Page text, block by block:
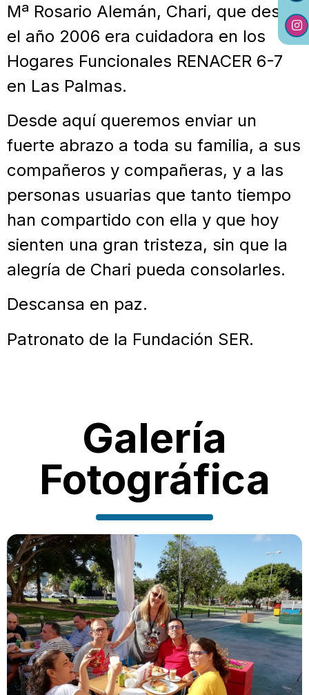
Mª Rosario Alemán, Chari, que desde
el año 2006 era cuidadora en los
Hogares Funcionales RENACER 6-7
en Las Palmas.
Desde aquí queremos enviar un
fuerte abrazo a toda su familia, a sus
compañeros y compañeras, y a las
personas usuarias que tanto tiempo
han compartido con ella y que hoy
sienten una gran tristeza, sin que la
alegría de Chari pueda consolarles.
Descansa en paz.
Patronato de la Fundación SER.
Galería
Fotográfica